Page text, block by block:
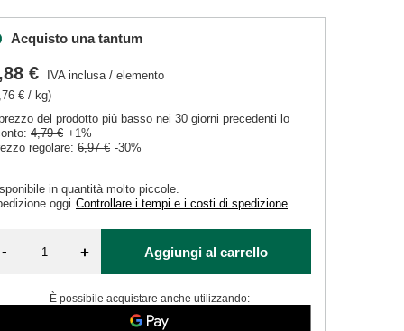
Acquisto una tantum
in quantità molto piccole
oggi Controllare i tempi e i costi di spedizione
€ IVA inclusa/elemento
€ / kg)
prezzo del prodotto più basso nei 30 giorni precedenti lo
4,79 € +1%
regolare:6,97 € -30%
- + Aggiungi al carrello
È possibile acquistare anche utilizzando: